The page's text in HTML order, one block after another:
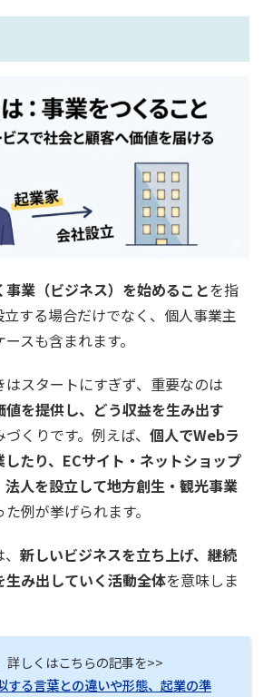
事業（ビジネス）を始めることを指
立する場合だけでなく、個人事業主
スも含まれます。
スタートにすぎず、重要なのは
値を提供し、どう収益を生み出す
くりです。例えば、 個人でWebラ
たり、ECサイト・ネットショップ
法人を設立して地方創生・観光事業
た例が挙げられます。
新しいビジネスを立ち上げ、継続
生み出していく活動全体を意味しま
詳しくはこちらの記事を>>
する言葉との違いや形態、起業の準